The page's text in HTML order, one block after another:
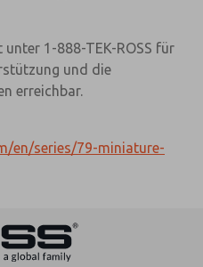
1-888-TEK-ROSS für
und die
erreichbar.
en/series/79-miniature-